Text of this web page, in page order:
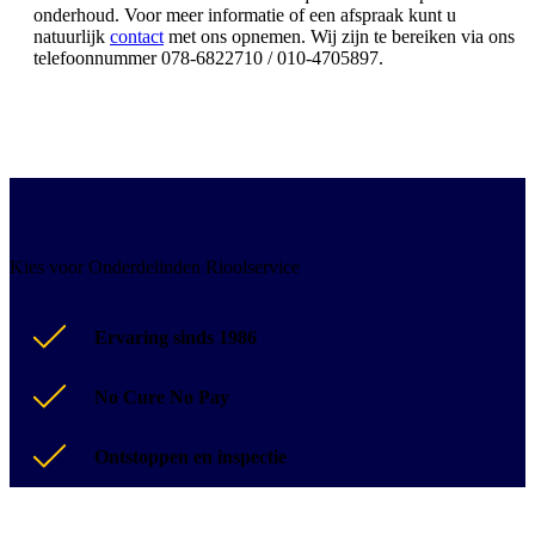
onderhoud. Voor meer informatie of een afspraak kunt u
natuurlijk contact met ons opnemen. Wij zijn te bereiken via ons
telefoonnummer 078-6822710 / 010-4705897.
Kies voor Onderdelinden Rioolservice
Ervaring sinds 1986
No Cure No Pay
Ontstoppen en inspectie